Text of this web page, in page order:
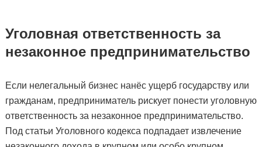
Уголовная ответственность за
незаконное предпринимательство
Если нелегальный бизнес нанёс ущерб государству или
гражданам, предприниматель рискует понести уголовную
ответственность за незаконное предпринимательство.
Под статьи Уголовного кодекса подпадает извлечение